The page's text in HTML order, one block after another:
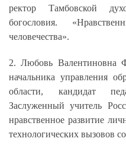
ректор Тамбовской
богословия.
человечества».
2. Любовь Валентиновна
начальника управления
области, кандидат
Заслуженный учитель
нравственное развитие
технологических вызовов